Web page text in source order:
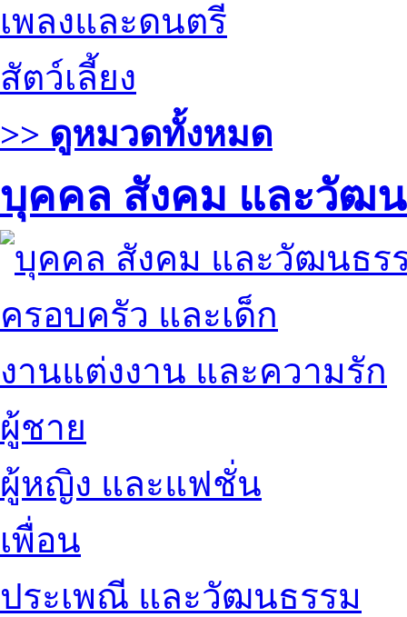
เพลงและดนตรี
สัตว์เลี้ยง
>> ดูหมวดทั้งหมด
บุคคล สังคม และวัฒ
ครอบครัว และเด็ก
งานแต่งงาน และความรัก
ผู้ชาย
ผู้หญิง และแฟชั่น
เพื่อน
ประเพณี และวัฒนธรรม